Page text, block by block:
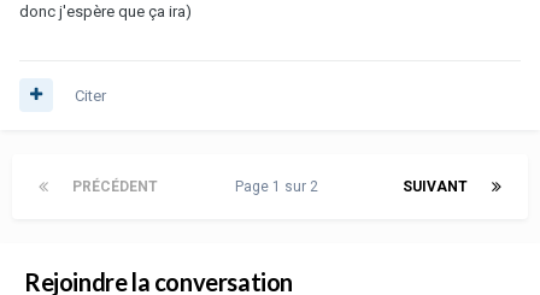
donc j'espère que ça ira)
Citer
PRÉCÉDENT SUIVANT
Page 1 sur 2
Rejoindre la conversation